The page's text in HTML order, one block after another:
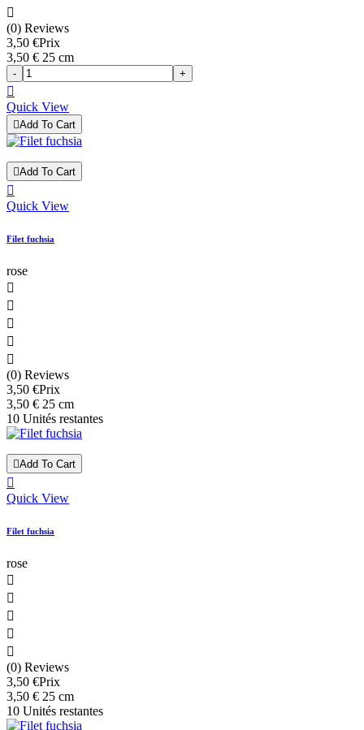

(0) Reviews
3,50 €Prix
3,50 € 25 cm
- +

Quick View
Add To Cart
Add To Cart

Quick View
Filet fuchsia
rose





(0) Reviews
3,50 €Prix
3,50 € 25 cm
10 Unités restantes
Add To Cart

Quick View
Filet fuchsia
rose





(0) Reviews
3,50 €Prix
3,50 € 25 cm
10 Unités restantes